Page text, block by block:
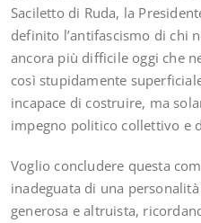
Saciletto di Ruda, la
definito l’antifascismo di chi
ancora più difficile oggi che
così stupidamente
incapace di costruire, ma
impegno politico collettivo e
Voglio concludere questa
inadeguata di una
generosa e altruista,